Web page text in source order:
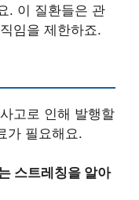
. 이 질환들은 관
임을 제한하죠.
고로 인해 발행할
가 필요해요.
스트레칭을 알아